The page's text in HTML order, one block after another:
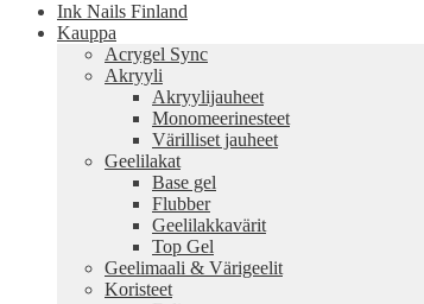
Ink Nails Finland
Kauppa
Acrygel Sync
Akryyli
Akryylijauheet
Monomeerinesteet
Värilliset jauheet
Geelilakat
Base gel
Flubber
Geelilakkavärit
Top Gel
Geelimaali & Värigeelit
Koristeet